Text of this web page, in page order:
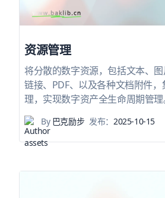
资源管理
将分散的数字资源，包括⽂本、图
链接、PDF、以及各种⽂档附件
理，实现数字资产全生命周期管理
By巴克励步 发布： 2025-10-15